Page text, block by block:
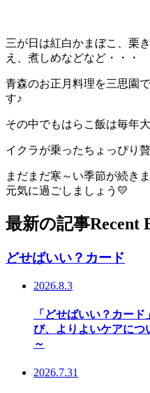
三が日は紅白かまぼこ、栗
え、煮しめなどなど・・・
青森のお正月料理を三思園
す♪
その中でもはらこ飯は毎年大
イクラが乗ったちょっぴり
まだまだ寒～い季節が続き
元気に過ごしましょう💛
最新の記事Recent
どせばいい？カード
2026.8.3
「どせばいい？カー
び、よりよいケアにつ
～
2026.7.31